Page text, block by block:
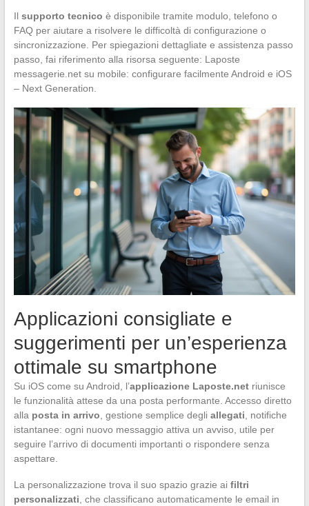
Il supporto tecnico è disponibile tramite modulo, telefono o
FAQ per aiutare a risolvere le difficoltà di configurazione o
sincronizzazione. Per spiegazioni dettagliate e assistenza passo
passo, fai riferimento alla risorsa seguente: Laposte
messagerie.net su mobile: configurare facilmente Android e iOS
– Next Generation.
Applicazioni consigliate e
suggerimenti per un’esperienza
ottimale su smartphone
Su iOS come su Android, l’applicazione Laposte.netriunisce
le funzionalità attese da una posta performante. Accesso diretto
alla posta in arrivo , gestione semplice degli allegati , notifiche
istantanee: ogni nuovo messaggio attiva un avviso, utile per
seguire l’arrivo di documenti importanti o rispondere senza
aspettare.
La personalizzazione trova il suo spazio grazie ai filtri
personalizzati , che classificano automaticamente le email in